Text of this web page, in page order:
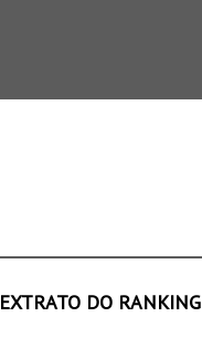
EXTRATO DO RANKING